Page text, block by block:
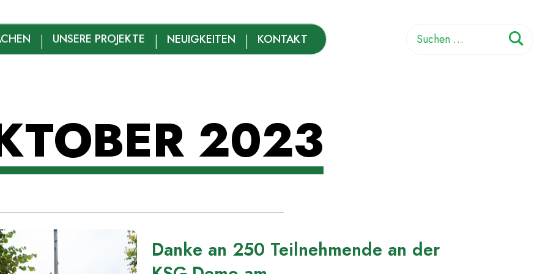
UNSERE PROJEKTE NEUIGKEITEN KONTAKT
Suchen
nach:
2023
Danke an 250 Teilnehmende an der